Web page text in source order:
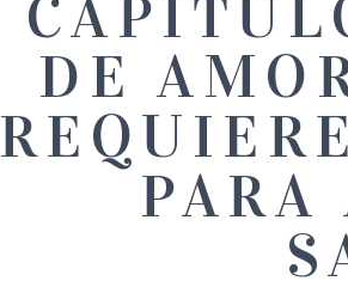
DE
PARA